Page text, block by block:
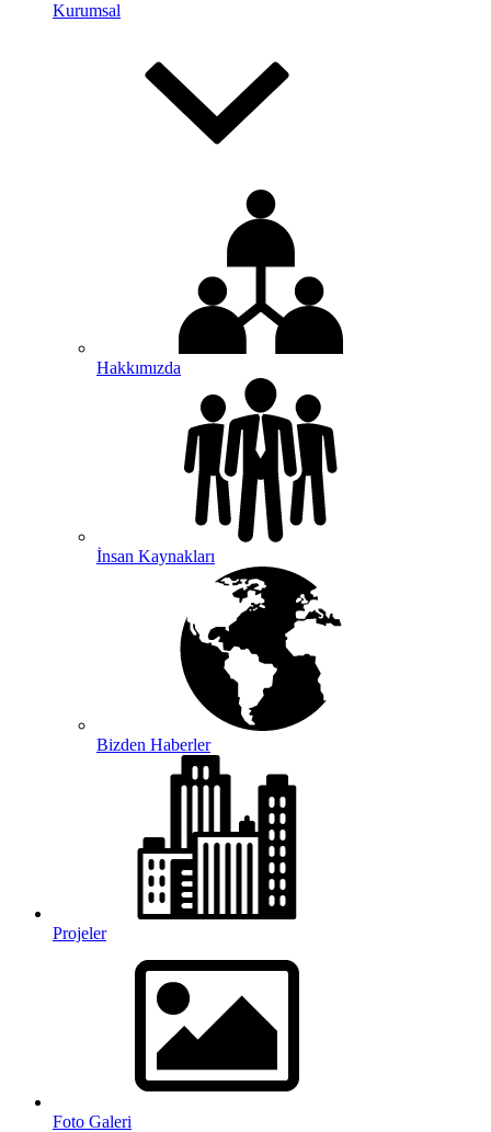
Kurumsal
Hakkımızda
İnsan Kaynakları
Bizden Haberler
Projeler
Foto Galeri